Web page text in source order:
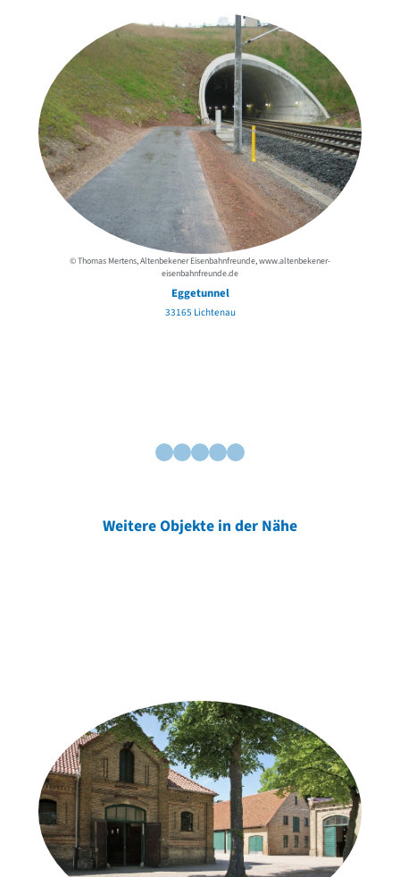
© Thomas Mertens, Altenbekener Eisenbahnfreunde, www.altenbekener-
eisenbahnfreunde.de
Eggetunnel
33165 Lichtenau
Weitere Objekte in der Nähe